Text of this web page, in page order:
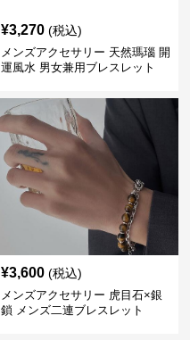
¥3,270 (税込)
メンズアクセサリー 天然瑪瑙 開
運風水 男女兼用ブレスレット
¥3,600 (税込)
メンズアクセサリー 虎目石×銀
鎖 メンズ二連ブレスレット